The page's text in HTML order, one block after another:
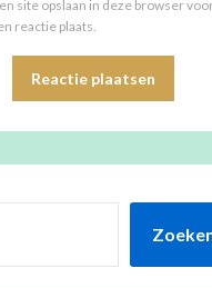
site opslaan in deze browser
reactie plaats.